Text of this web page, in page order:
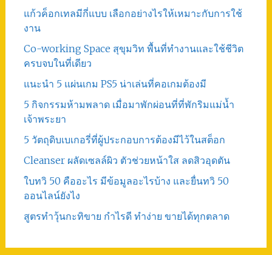
แก้วค็อกเทลมีกี่แบบ เลือกอย่างไรให้เหมาะกับการใช้
งาน
Co-working Space สุขุมวิท พื้นที่ทำงานและใช้ชีวิต
ครบจบในที่เดียว
แนะนำ 5 แผ่นเกม PS5 น่าเล่นที่คอเกมต้องมี
5 กิจกรรมห้ามพลาด เมื่อมาพักผ่อนที่ที่พักริมแม่น้ำ
เจ้าพระยา
5 วัตถุดิบเบเกอรี่ที่ผู้ประกอบการต้องมีไว้ในสต็อก
Cleanser ผลัดเซลล์ผิว ตัวช่วยหน้าใส ลดสิวอุดตัน
ใบทวิ 50 คืออะไร มีข้อมูลอะไรบ้าง และยื่นทวิ 50
ออนไลน์ยังไง
สูตรทําวุ้นกะทิขาย กำไรดี ทำง่าย ขายได้ทุกตลาด